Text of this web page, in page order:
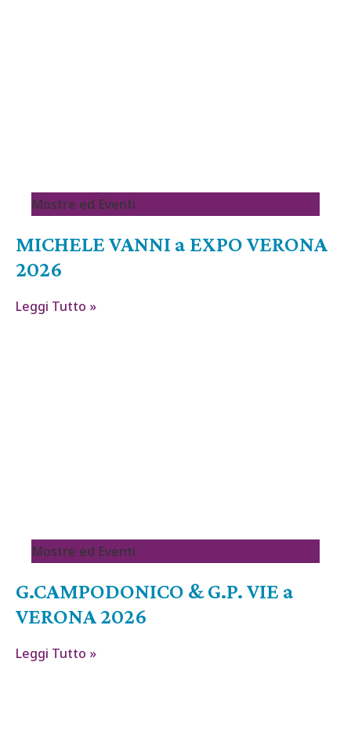
Mostre ed Eventi
MICHELE VANNI a EXPO VERONA
2026
Leggi Tutto »
Mostre ed Eventi
G.CAMPODONICO & G.P. VIE a
VERONA 2026
Leggi Tutto »